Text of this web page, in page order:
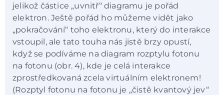
jelikož částice „uvnitř“ diagramu je pořád
elektron. Ještě pořád ho můžeme vidět jako
„pokračování“ toho elektronu, který do interakce
vstoupil, ale tato touha nás jistě brzy opustí,
když se podíváme na diagram rozptylu fotonu
na fotonu (obr. 4), kde je celá interakce
zprostředkovaná zcela virtuálním elektronem!
(Rozptyl fotonu na fotonu je „čistě kvantový jev“